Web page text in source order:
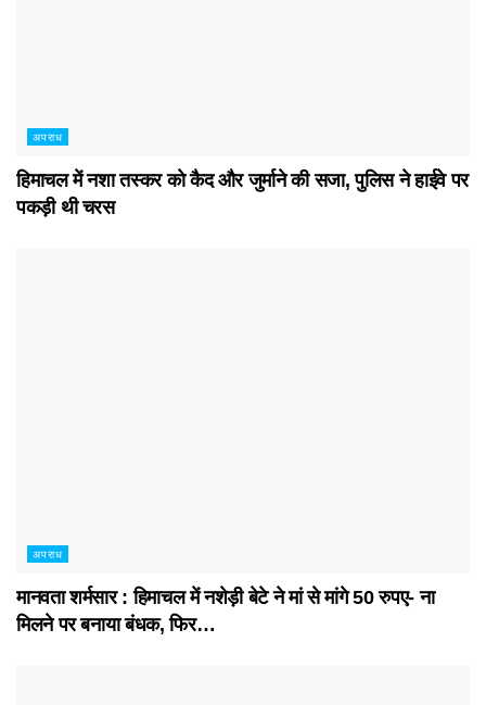
अपराध
हिमाचल में नशा तस्कर काे कैद और जुर्माने की सजा, पुलिस ने हाईवे पर
पकड़ी थी चरस
अपराध
मानवता शर्मसार : हिमाचल में नशेड़ी बेटे ने मां से मांगे 50 रुपए- ना
मिलने पर बनाया बंधक, फिर…